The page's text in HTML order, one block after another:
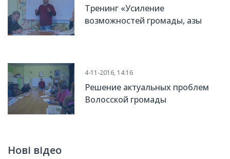
Тренинг «Усиление
возможностей громады, азы
4-11-2016, 14:16
Решение актуальных проблем
Волосской громады
Нові відео